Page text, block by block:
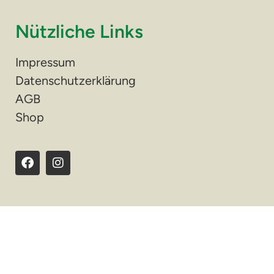
Nützliche Links
Impressum
Datenschutzerklärung
AGB
Shop